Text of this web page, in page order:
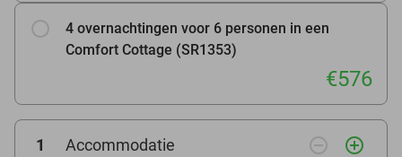
4 overnachtingen voor 6 personen in een
Comfort Cottage (SR1353)
€576
1 Accommodatie remove_circle_outline add_circle_outline